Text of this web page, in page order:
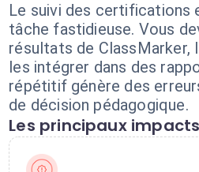
Le suivi des certifications
tâche fastidieuse. Vous
résultats de ClassMarker,
les intégrer dans des
répétitif génère des
de décision pédagogique.
Les principaux